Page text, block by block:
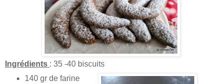
Ingrédients : 35 -40 biscuits
140 gr de farine